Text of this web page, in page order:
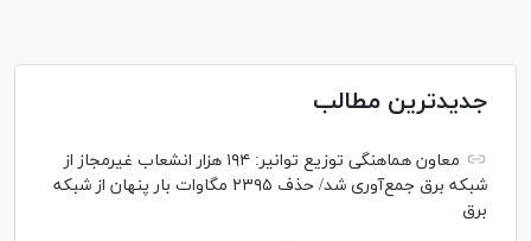
جدیدترین مطالب
معاون هماهنگی توزیع توانیر: ۱۹۴ هزار انشعاب غیرمجاز از
شبکه برق جمع‌آوری شد/ حذف ۲۳۹۵ مگاوات بار پنهان از شبکه
برق